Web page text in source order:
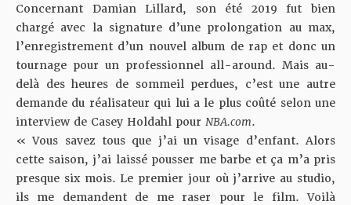
Concernant Damian Lillard, son été 2019 fut bien
chargé avec la signature d’une prolongation au max,
l’enregistrement d’un nouvel album de rap et donc un
tournage pour un professionnel all-around. Mais au-
delà des heures de sommeil perdues, c’est une autre
demande du réalisateur qui lui a le plus coûté selon une
interview de Casey Holdahl pour NBA.com.
« Vous savez tous que j’ai un visage d’enfant. Alors
cette saison, j’ai laissé pousser me barbe et ça m’a pris
presque six mois. Le premier jour où j’arrive au studio,
ils me demandent de me raser pour le film. Voilà